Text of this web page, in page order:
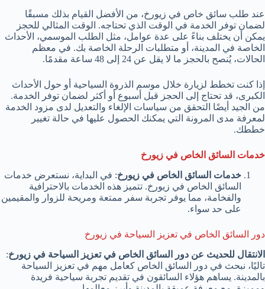
عند طلب سائق خاص في زيورخ، من الأفضل القيام بذلك مسبقًا
لضمان توفر الخدمة في الوقت الذي تحتاجه. الوقت المثالي للحجز
يمكن أن يختلف بناءً على عدة عوامل، مثل الطلب الموسمي، الأحداث
الخاصة في المدينة، أو متطلبات الرحلة الخاصة بك. في معظم
الحالات، يُنصح بالحجز ما لا يقل عن 24 إلى 48 ساعة مقدمًا.
إذا كنت تخطط لزيارة خلال موسم الذروة السياحية أو حول الأحداث
الكبرى، قد تحتاج إلى الحجز قبل أسبوع أو أكثر لضمان توفر الخدمة.
من الجيد أيضًا التحقق من سياسات الإلغاء والتعديل لدى مزود الخدمة
لمعرفة مدى المرونة التي يمكنك الحصول عليها في حالة تغيير
خططك.
خدمات السائق الخاص في زيورخ
خدمات السائق الخاص في زيورخ: في البداية، نستعرض خدمات
السائق الخاص في زيورخ. تتميز هذه الخدمات بالاحترافية
والفخامة، مما يوفر تجربة سفر ممتعة ومريحة للزوار والمقيمين
على حد سواء.
دور السائق الخاص في تعزيز السياحة في زيورخ
الانتقال للحديث عن دور السائق الخاص في تعزيز السياحة في زيورخ:
تاليًا، نبحث في دور السائق الخاص كعامل مهم في تعزيز السياحة
بالمدينة. يساهم هؤلاء السائقون في تقديم تجربة سياحية فريدة